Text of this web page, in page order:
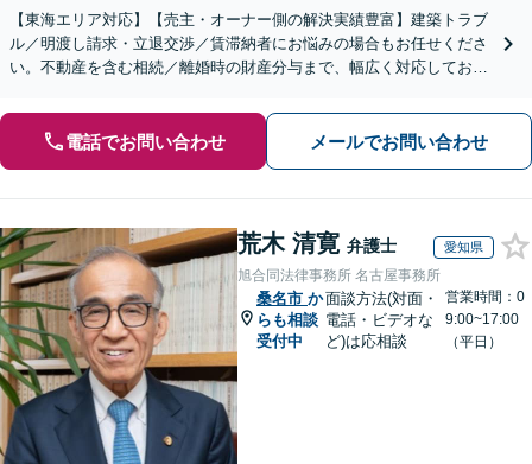
【東海エリア対応】【売主・オーナー側の解決実績豊富】建築トラブ
ル／明渡し請求・立退交渉／賃滞納者にお悩みの場合もお任せくださ
い。不動産を含む相続／離婚時の財産分与まで、幅広く対応しており
電話でお問い合わせ メールでお問い合わせ
荒木 清寛 弁護士 愛知県
旭合同法律事務所 名古屋事務所
桑名市 か
らも相談
受付中
面談方法(対面・
電話・ビデオな
ど)は応相談
営業時間：0
9:00~17:00
（平日）